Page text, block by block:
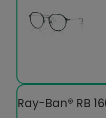
Ray-Ban® RB